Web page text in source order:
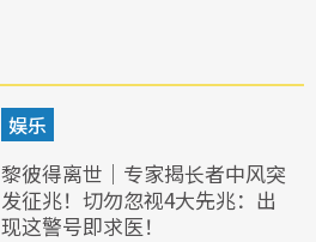
娱乐
黎彼得离世｜专家揭长者中风突
发征兆！切勿忽视4大先兆：出
现这警号即求医！